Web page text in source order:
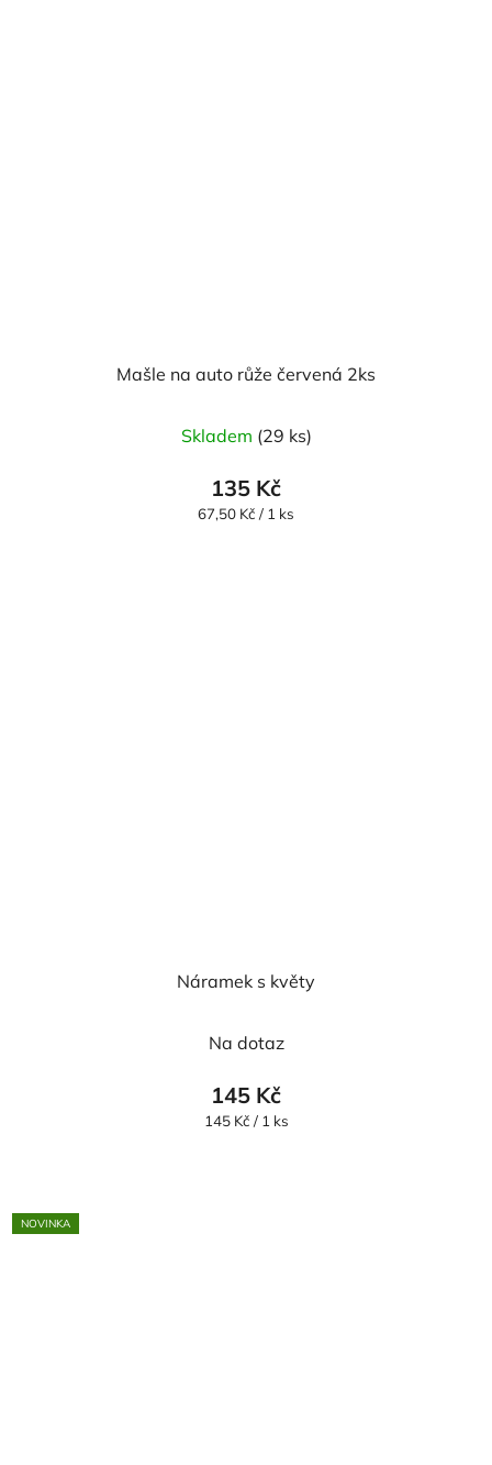
Mašle na auto růže červená 2ks
Skladem (29 ks)
135 Kč
Měrná
67,50 Kč / 1 ks
Náramek s květy
Na dotaz
145 Kč
Měrná
145 Kč / 1 ks
NOVINKA